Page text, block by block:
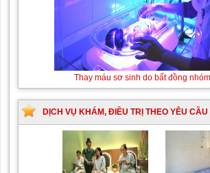
Thay máu sơ sinh do bất đồng
DỊCH VỤ KHÁM, ĐIỀU TRỊ THEO YÊU CẦU